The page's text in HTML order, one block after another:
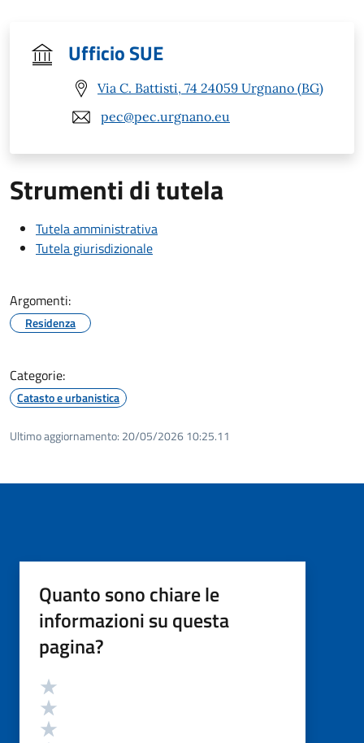
Ufficio SUE
Via C. Battisti, 74 24059 Urgnano (BG)
pec@pec.urgnano.eu
Strumenti di tutela
Tutela amministrativa
Tutela giurisdizionale
Argomenti:
Residenza
Categorie:
Catasto e urbanistica
Ultimo aggiornamento: 20/05/2026 10:25.11
Quanto sono chiare le
informazioni su questa
pagina?
Valutazione